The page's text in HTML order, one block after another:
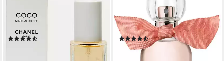
MADEMOISELLE FOR HER
EDT, mit warmer Basisnote
Eau de Toilette EAU MY
SECRET FOR HER EDP, mit
femininem Touch
(2)
9,99 € UVP
(333,00 €/ 1 l)